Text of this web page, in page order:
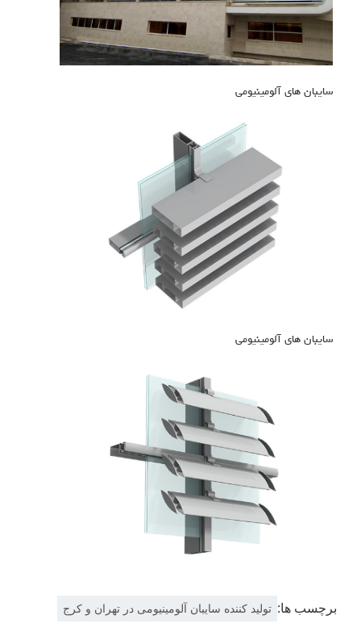
سایبان های آلومینیومی
سایبان های آلومینیومی
برچسب ها: تولید کننده سایبان آلومینیومی در تهران و کرج